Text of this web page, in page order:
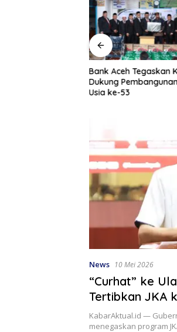
Bank Aceh Tegaskan
Dukung
Usia ke-53
News 10 Mei 2026
“Curhat” ke
Tertibkan JKA
Sekarat
KabarAktual.id —
menegaskan program